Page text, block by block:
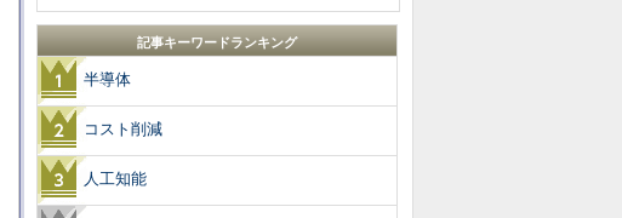
記事キーワードランキング
半導体
コスト削減
人工知能